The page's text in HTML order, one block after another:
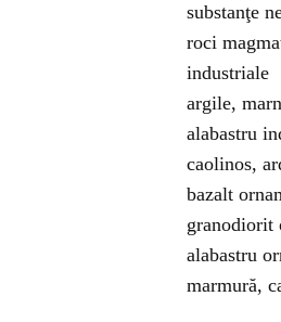
substanţe
roci
industriale
argile,
alabastru
caolinos,
bazalt
granodiorit
alabastru
marmură,